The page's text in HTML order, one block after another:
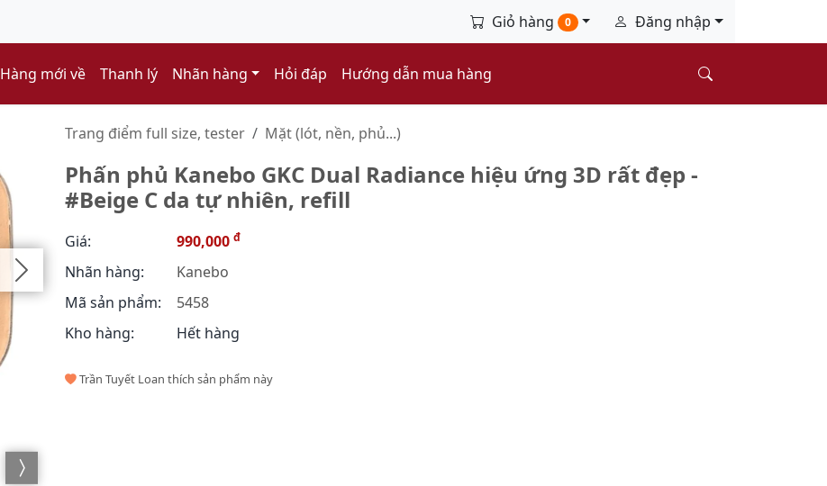
Giỏ hàng 0 Đăng nhập
Hàng mới về Thanh lý Nhãn hàng Hỏi đáp Hướng dẫn mua hàng
Trang điểm full size, tester Mặt (lót, nền, phủ...)
Phấn phủ Kanebo GKC Dual Radiance hiệu ứng 3D rất đẹp -
#Beige C da tự nhiên, refill
Giá: 990,000 đ
Nhãn hàng:
Kanebo
Mã sản phẩm:
5458
Kho hàng:
Hết hàng
Trần Tuyết Loan thích sản phẩm này